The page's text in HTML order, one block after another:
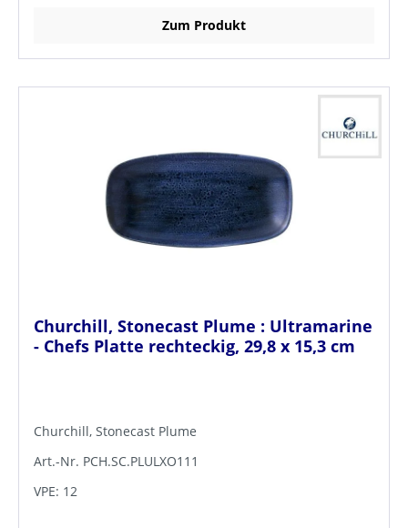
Zum Produkt
Churchill, Stonecast Plume : Ultramarine
- Chefs Platte rechteckig, 29,8 x 15,3 cm
Churchill, Stonecast Plume
Art.-Nr. PCH.SC.PLULXO111
VPE: 12